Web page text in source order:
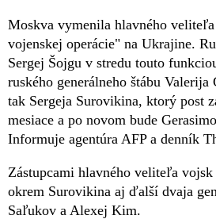
Moskva vymenila hlavného
vojenskej operácie" na Ukrajine.
Sergej Šojgu v stredu touto
ruského generálneho štábu Valerija
tak Sergeja Surovikina, ktorý post
mesiace a po novom bude
Informuje agentúra AFP a denník
Zástupcami hlavného veliteľa
okrem Surovikina aj ďalší dvaja
Saľukov a Alexej Kim.